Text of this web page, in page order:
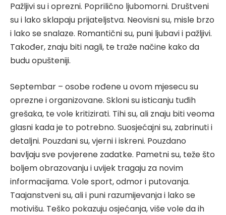
Pažljivi su i oprezni. Poprilično ljubomorni. Društveni
su i lako sklapaju prijateljstva. Neovisni su, misle brzo
i lako se snalaze. Romantični su, puni ljubavi i pažljivi.
Također, znaju biti nagli, te traže načine kako da
budu opušteniji.
Septembar – osobe rođene u ovom mjesecu su
oprezne i organizovane. Skloni su isticanju tuđih
grešaka, te vole kritizirati. Tihi su, ali znaju biti veoma
glasni kada je to potrebno. Suosjećajni su, zabrinuti i
detaljni. Pouzdani su, vjerni i iskreni. Pouzdano
bavljaju sve povjerene zadatke. Pametni su, teže što
boljem obrazovanju i uvijek tragaju za novim
informacijama. Vole sport, odmor i putovanja.
Taajanstveni su, ali i puni razumijevanja i lako se
motivišu. Teško pokazuju osjećanja, više vole da ih